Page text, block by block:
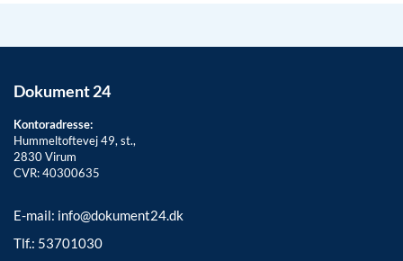
Dokument 24
Kontoradresse:
Hummeltoftevej 49, st.,
2830Virum
CVR: 40300635
E-mail: info@dokument24.dk
Tlf.: 53701030